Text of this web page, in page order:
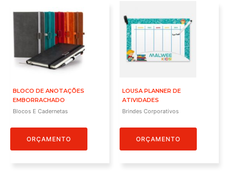
BLOCO DE ANOTAÇÕES
EMBORRACHADO
Blocos E Cadernetas
ORÇAMENTO
LOUSA PLANNER DE
ATIVIDADES
Brindes Corporativos
ORÇAMENTO